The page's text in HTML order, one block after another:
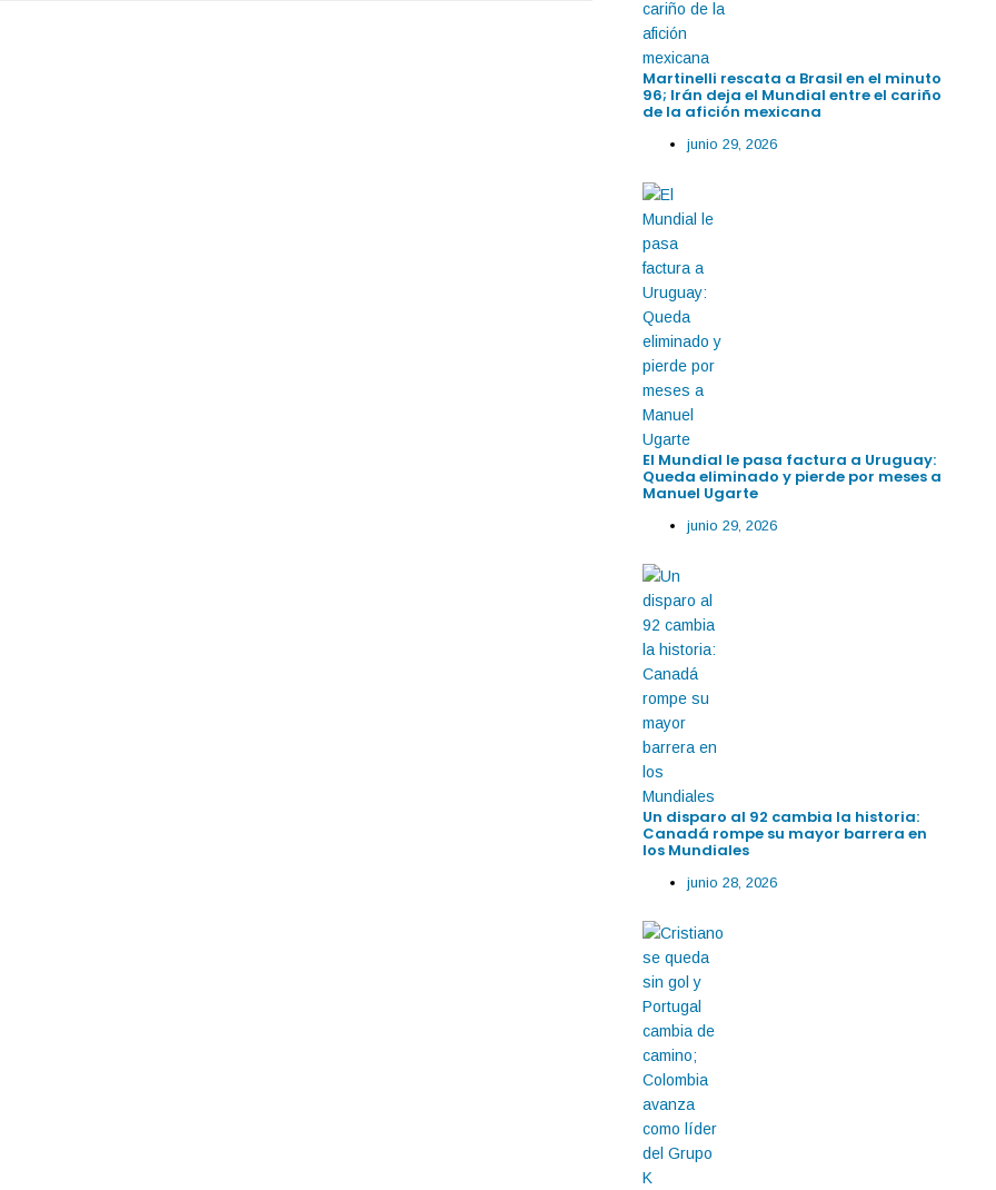
Martinelli rescata a Brasil en el minuto
96; Irán deja el Mundial entre el cariño
de la afición mexicana
junio 29, 2026
El Mundial le pasa factura a Uruguay:
Queda eliminado y pierde por meses a
Manuel Ugarte
junio 29, 2026
Un disparo al 92 cambia la historia:
Canadá rompe su mayor barrera en
los Mundiales
junio 28, 2026